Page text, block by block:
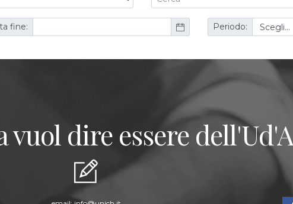
fine: Periodo:
vuol dire essere dell'Ud'A